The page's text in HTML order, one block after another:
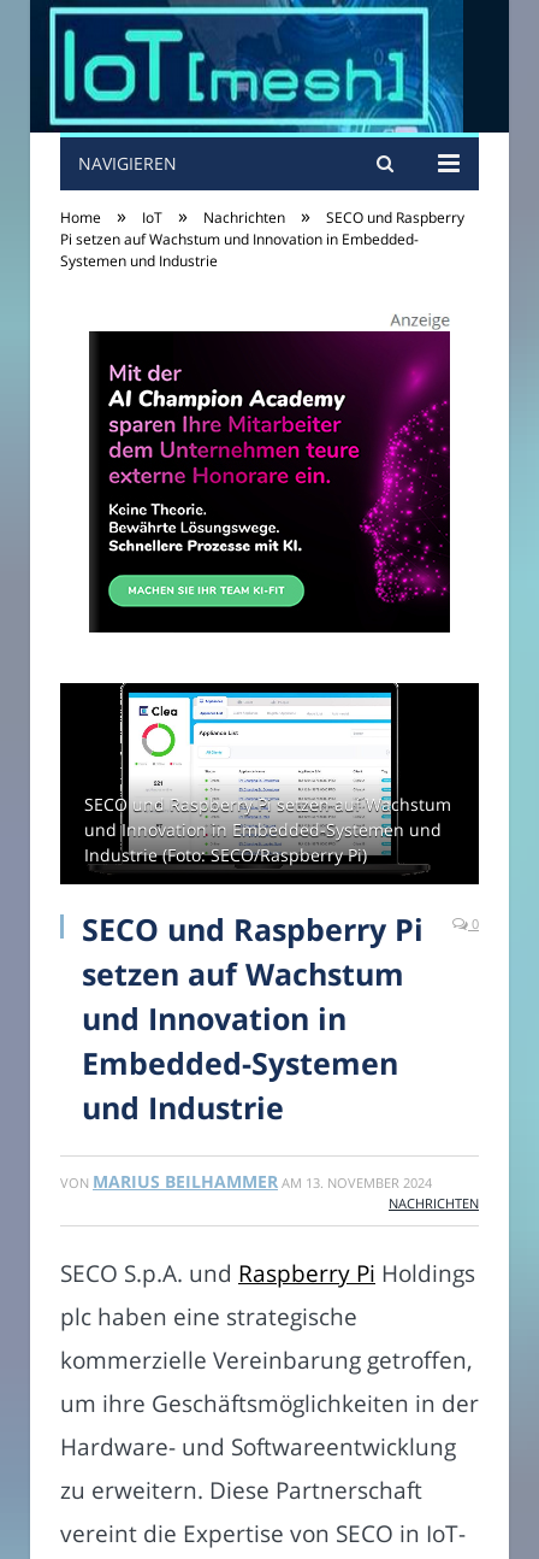
NAVIGIEREN
Home » IoT » Nachrichten »
SECO und Raspberry
Pi setzen auf Wachstum und Innovation in Embedded-
Systemen und Industrie
SECO und Raspberry Pi setzen auf Wachstum
und Innovation in Embedded-Systemen und
Industrie (Foto: SECO/Raspberry Pi)
SECO und Raspberry Pi
setzen auf Wachstum
und Innovation in
Embedded-Systemen
und Industrie
0
VON MARIUS BEILHAMMER AM 13. NOVEMBER 2024
NACHRICHTEN
SECO S.p.A. und Raspberry Pi Holdings
plc haben eine strategische
kommerzielle Vereinbarung getroffen,
um ihre Geschäftsmöglichkeiten in der
Hardware- und Softwareentwicklung
zu erweitern. Diese Partnerschaft
vereint die Expertise von SECO in IoT-